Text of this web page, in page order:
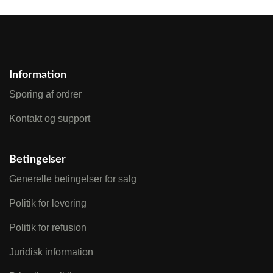
Information
Sporing af ordrer
Kontakt og support
Betingelser
Generelle betingelser for salg
Politik for levering
Politik for refusion
Juridisk information